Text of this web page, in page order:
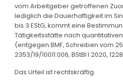
vom Arbeitgeber getroffenen
lediglich die Dauerhaftigkeit im
bis 3 EStG, kommt eine
Tätigkeitsstätte nach
(entgegen BMF, Schreiben vom
2353/19/10011:006, BStBl I 2020,
Das Urteil ist rechtskräftig.